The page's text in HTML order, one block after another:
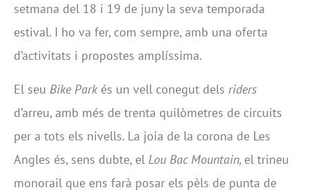
setmana del 18 i 19 de juny la seva temporada
estival. I ho va fer, com sempre, amb una oferta
d’activitats i propostes amplíssima.
El seu Bike Park és un vell conegut dels riders
d’arreu, amb més de trenta quilòmetres de circuits
per a tots els nivells. La joia de la corona de Les
Angles és, sens dubte, el Lou Bac Mountain, el trineu
monorail que ens farà posar els pèls de punta de